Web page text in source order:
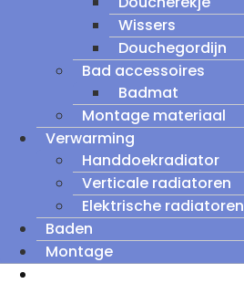
Wissers
Douchegordijn
Bad accessoires
Badmat
Montage materiaal
Verwarming
Handdoekradiator
Verticale radiatoren
Elektrische radiatoren
Baden
Montage